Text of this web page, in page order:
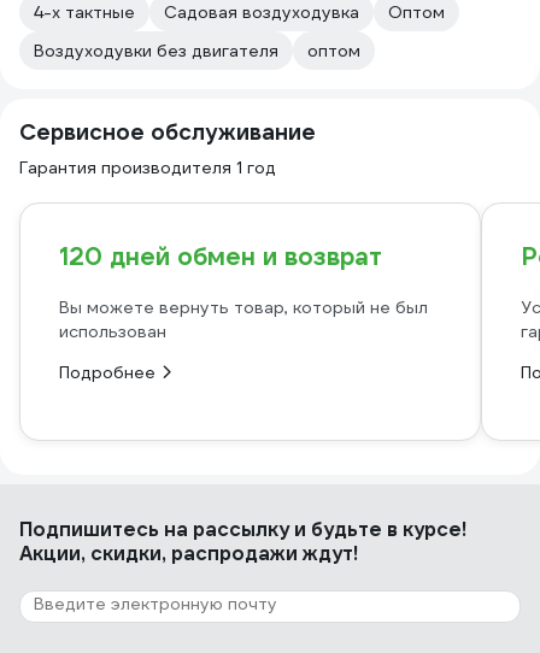
4-х тактные
Садовая воздуходувка
Оптом
Воздуходувки без двигателя
оптом
Сервисное обслуживание
Гарантия производителя 1 год
120 дней обмен и возврат
Вы можете вернуть товар, который не был
использован
Подробнее
Подпишитесь на рассылкуи будьте в курсе!
Акции, скидки, распродажи ждут!